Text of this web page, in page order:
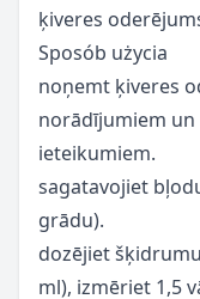
ķiveres
Sposób użycia
noņemt ķiveres
norādījumiem un
ieteikumiem.
sagatavojiet
grādu).
dozējiet
ml), izmēriet 1,5